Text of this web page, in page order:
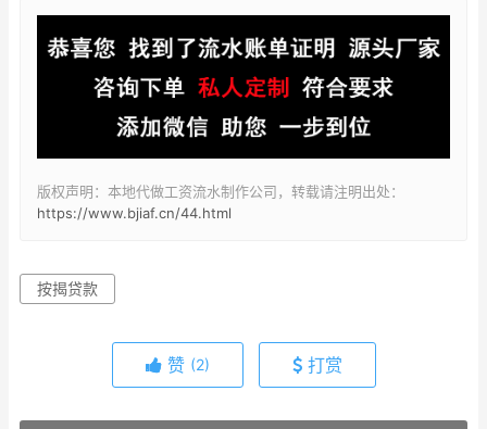
版权声明：本地代做工资流水制作公司，转载请注明出处：
https://www.bjiaf.cn/44.html
按揭贷款
赞 (2) 打赏